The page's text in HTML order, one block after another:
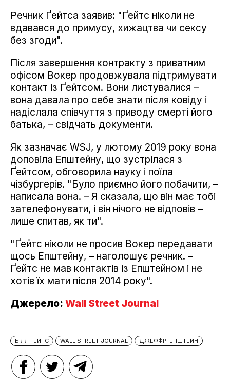
Речник Ґейтса заявив: "Ґейтс ніколи не
вдавався до примусу, хижацтва чи сексу
без згоди".
Після завершення контракту з приватним
офісом Вокер продовжувала підтримувати
контакт із Ґейтсом. Вони листувалися –
вона давала про себе знати після ковіду і
надіслала співчуття з приводу смерті його
батька, – свідчать документи.
Як зазначає WSJ, у лютому 2019 року вона
доповіла Епштейну, що зустрілася з
Ґейтсом, обговорила науку і поїла
чізбургерів. "Було приємно його побачити, –
написала вона. – Я сказала, що він має тобі
зателефонувати, і він нічого не відповів –
лише спитав, як ти".
"Ґейтс ніколи не просив Вокер передавати
щось Епштейну, – наголошує речник. –
Ґейтс не мав контактів із Епштейном і не
хотів їх мати після 2014 року".
Джерело: Wall Street Journal
БІЛЛ ГЕЙТС WALL STREET JOURNAL ДЖЕФФРІ ЕПШТЕЙН